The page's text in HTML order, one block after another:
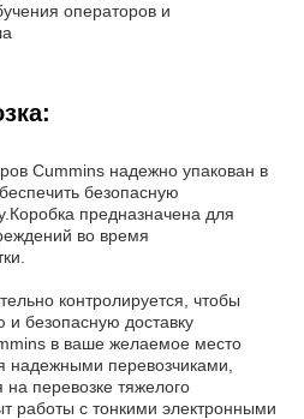
операторов и
Cummins надежно упакован в
безопасную
предназначена для
во время
контролируется, чтобы
и безопасную доставку
в ваше желаемое место
надежными перевозчиками,
перевозке тяжелого
работы с тонкими электронными